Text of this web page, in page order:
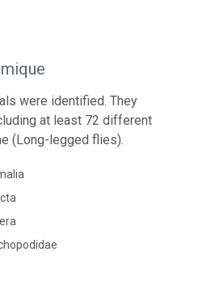
were identified. They
at least 72 different
(Long-legged flies).